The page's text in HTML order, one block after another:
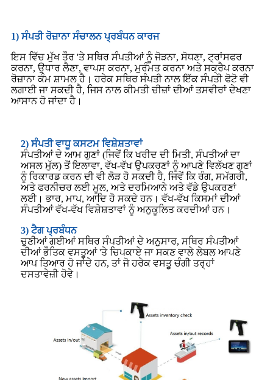
1) ਸੰਪਤੀ ਰੋਜ਼ਾਨਾ ਸੰਚਾਲਨ ਪ੍ਰਬੰਧਨ ਕਾਰਜ
ਇਸ ਵਿੱਚ ਮੁੱਖ ਤੌਰ 'ਤੇ ਸਥਿਰ ਸੰਪਤੀਆਂ ਨੂੰ ਜੋੜਨਾ, ਸੋਧਣਾ, ਟ੍ਰਾਂਸਫਰ
ਕਰਨਾ, ਉਧਾਰ ਲੈਣਾ, ਵਾਪਸ ਕਰਨਾ, ਮੁਰੰਮਤ ਕਰਨਾ ਅਤੇ ਸਕ੍ਰੈਪ ਕਰਨਾ
ਰੋਜ਼ਾਨਾ ਕੰਮ ਸ਼ਾਮਲ ਹੈ। ਹਰੇਕ ਸਥਿਰ ਸੰਪਤੀ ਨਾਲ ਇੱਕ ਸੰਪਤੀ ਫੋਟੋ ਵੀ
ਲਗਾਈ ਜਾ ਸਕਦੀ ਹੈ, ਜਿਸ ਨਾਲ ਕੀਮਤੀ ਚੀਜ਼ਾਂ ਦੀਆਂ ਤਸਵੀਰਾਂ ਦੇਖਣਾ
ਆਸਾਨ ਹੋ ਜਾਂਦਾ ਹੈ।
2) ਸੰਪਤੀ ਵਾਧੂ ਕਸਟਮ ਵਿਸ਼ੇਸ਼ਤਾਵਾਂ
ਸੰਪਤੀਆਂ ਦੇ ਆਮ ਗੁਣਾਂ (ਜਿਵੇਂ ਕਿ ਖਰੀਦ ਦੀ ਮਿਤੀ, ਸੰਪਤੀਆਂ ਦਾ
ਅਸਲ ਮੁੱਲ) ਤੋਂ ਇਲਾਵਾ, ਵੱਖ-ਵੱਖ ਉਪਕਰਣਾਂ ਨੂੰ ਆਪਣੇ ਵਿਲੱਖਣ ਗੁਣਾਂ
ਨੂੰ ਰਿਕਾਰਡ ਕਰਨ ਦੀ ਵੀ ਲੋੜ ਹੋ ਸਕਦੀ ਹੈ, ਜਿਵੇਂ ਕਿ ਰੰਗ, ਸਮੱਗਰੀ,
ਅਤੇ ਫਰਨੀਚਰ ਲਈ ਮੂਲ, ਅਤੇ ਦਰਮਿਆਨੇ ਅਤੇ ਵੱਡੇ ਉਪਕਰਣਾਂ
ਲਈ। ਭਾਰ, ਮਾਪ, ਆਦਿ ਹੋ ਸਕਦੇ ਹਨ। ਵੱਖ-ਵੱਖ ਕਿਸਮਾਂ ਦੀਆਂ
ਸੰਪਤੀਆਂ ਵੱਖ-ਵੱਖ ਵਿਸ਼ੇਸ਼ਤਾਵਾਂ ਨੂੰ ਅਨੁਕੂਲਿਤ ਕਰਦੀਆਂ ਹਨ।
3) ਟੈਗ ਪ੍ਰਬੰਧਨ
ਚੁਣੀਆਂ ਗਈਆਂ ਸਥਿਰ ਸੰਪਤੀਆਂ ਦੇ ਅਨੁਸਾਰ, ਸਥਿਰ ਸੰਪਤੀਆਂ
ਦੀਆਂ ਭੌਤਿਕ ਵਸਤੂਆਂ 'ਤੇ ਚਿਪਕਾਏ ਜਾ ਸਕਣ ਵਾਲੇ ਲੇਬਲ ਆਪਣੇ
ਆਪ ਤਿਆਰ ਹੋ ਜਾਂਦੇ ਹਨ, ਤਾਂ ਜੋ ਹਰੇਕ ਵਸਤੂ ਚੰਗੀ ਤਰ੍ਹਾਂ
ਦਸਤਾਵੇਜ਼ੀ ਹੋਵੇ।